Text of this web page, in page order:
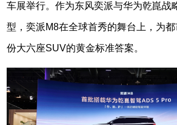
车展举行。作为东风奕派与华为乾崑战
型，奕派M8在全球首秀的舞台上，为
份大六座SUV的黄金标准答案。